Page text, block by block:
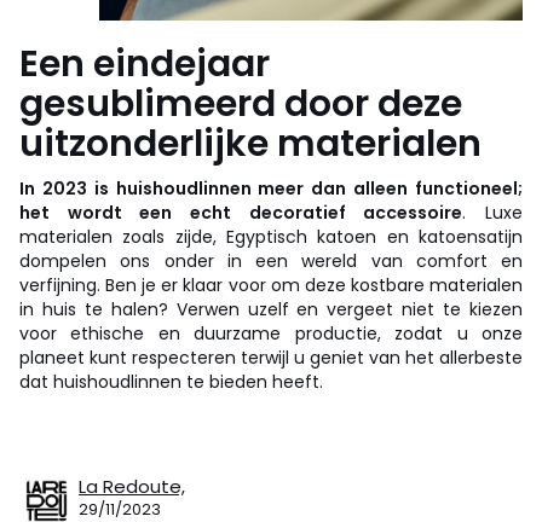
Een eindejaar
gesublimeerd door deze
uitzonderlijke materialen
In 2023 is huishoudlinnen meer dan alleen functioneel;
het wordt een echt decoratief accessoire. Luxe
materialen zoals zijde, Egyptisch katoen en katoensatijn
dompelen ons onder in een wereld van comfort en
verfijning. Ben je er klaar voor om deze kostbare materialen
in huis te halen? Verwen uzelf en vergeet niet te kiezen
voor ethische en duurzame productie, zodat u onze
planeet kunt respecteren terwijl u geniet van het allerbeste
dat huishoudlinnen te bieden heeft.
La Redoute,
29/11/2023